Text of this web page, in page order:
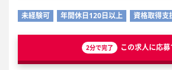
未経験可 年間休日120日以上 資格取得支
2分で完了 この求人に応募